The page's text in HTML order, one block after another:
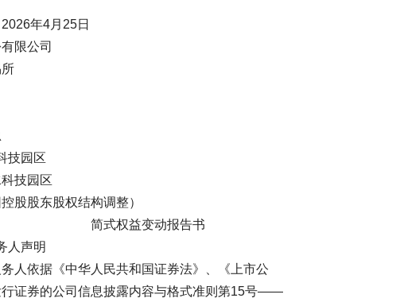
4月25日
限公司
技园区
技园区
股股东股权结构调整）
司 简式权益变动报告书
明
人依据《中华人民共和国证券法》、《上市公
证券的公司信息披露内容与格式准则第15号——